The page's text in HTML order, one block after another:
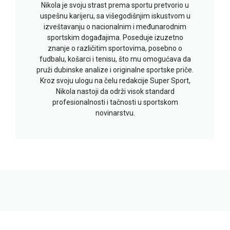
Nikola je svoju strast prema sportu pretvorio u
uspešnu karijeru, sa višegodišnjim iskustvom u
izveštavanju o nacionalnim i međunarodnim
sportskim događajima. Poseduje izuzetno
znanje o različitim sportovima, posebno o
fudbalu, košarci i tenisu, što mu omogućava da
pruži dubinske analize i originalne sportske priče.
Kroz svoju ulogu na čelu redakcije Super Sport,
Nikola nastoji da održi visok standard
profesionalnosti i tačnosti u sportskom
novinarstvu.